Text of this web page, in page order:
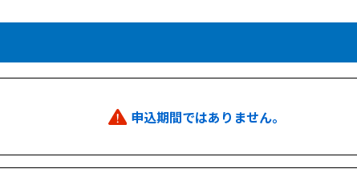
申込期間ではありません。